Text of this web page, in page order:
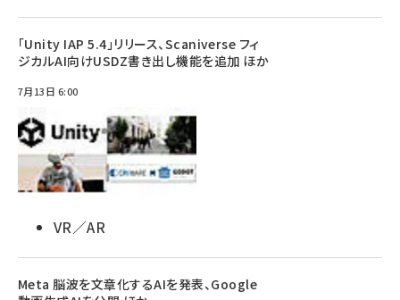
「Unity IAP 5.4」リリース、Scaniverse フィ
ジカルAI向けUSDZ書き出し機能を追加 ほか
7月13日 6:00
VR／AR
Meta 脳波を文章化するAIを発表、Google